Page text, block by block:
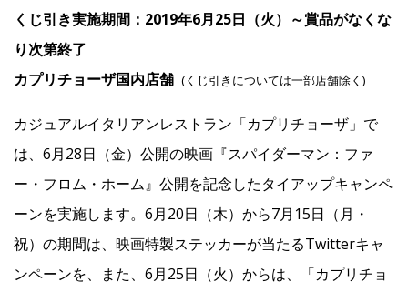
よくあるご質問 IRお問い合わせ 免責事項
Franchise
Recruit
Contact
Facebook
くじ引き実施期間：2019年6月25日（火）～賞品がなくな
り次第終了
カプリチョーザ国内店舗 (くじ引きについては一部店舗除く)
カジュアルイタリアンレストラン「カプリチョーザ」で
は、6月28日（金）公開の映画『スパイダーマン：ファ
ー・フロム・ホーム』公開を記念したタイアップキャンペ
ーンを実施します。6月20日（木）から7月15日（月・
祝）の期間は、映画特製ステッカーが当たるTwitterキャ
ンペーンを、また、6月25日（火）からは、「カプリチョ